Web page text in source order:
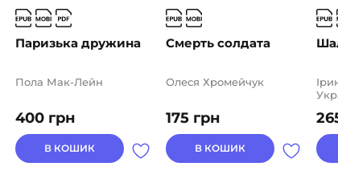
Паризька дружина
400 грн
Пола Мак-Лейн
В КОШИК
Смерть солдата
175 грн
Олеся Хромейчук
В КОШИК